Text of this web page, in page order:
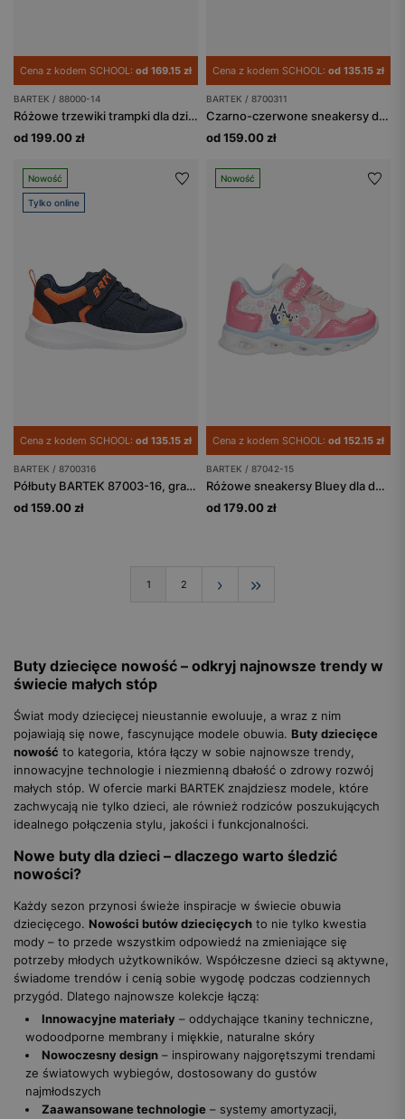
Cena z kodem SCHOOL: od 169.15 zł
BARTEK / 88000-14
Różowe trzewiki trampki dla dziewczynki BARTEK 88000-14
od 199.00 zł
Cena z kodem SCHOOL: od 135.15 zł
BARTEK / 8700311
Czarno-czerwone sneakersy dla chłopców BARTEK 87003-11
od 159.00 zł
Nowość
Tylko online
Cena z kodem SCHOOL: od 135.15 zł
BARTEK / 8700316
Półbuty BARTEK 87003-16, granatowo-pomarańczowy
od 159.00 zł
Nowość
Cena z kodem SCHOOL: od 152.15 zł
BARTEK / 87042-15
Różowe sneakersy Bluey dla dziewczynki BARTEK 87042-15
od 179.00 zł
1 2
Buty dziecięce nowość – odkryj najnowsze trendy w
świecie małych stóp
Świat mody dziecięcej nieustannie ewoluuje, a wraz z nim
pojawiają się nowe, fascynujące modele obuwia. Buty dziecięce
nowość to kategoria, która łączy w sobie najnowsze trendy,
innowacyjne technologie i niezmienną dbałość o zdrowy rozwój
małych stóp. W ofercie marki BARTEK znajdziesz modele, które
zachwycają nie tylko dzieci, ale również rodziców poszukujących
idealnego połączenia stylu, jakości i funkcjonalności.
Nowe buty dla dzieci – dlaczego warto śledzić
nowości?
Każdy sezon przynosi świeże inspiracje w świecie obuwia
dziecięcego. Nowości butów dziecięcych to nie tylko kwestia
mody – to przede wszystkim odpowiedź na zmieniające się
potrzeby młodych użytkowników. Współczesne dzieci są aktywne,
świadome trendów i cenią sobie wygodę podczas codziennych
przygód. Dlatego najnowsze kolekcje łączą:
Innowacyjne materiały – oddychające tkaniny techniczne,
wodoodporne membrany i miękkie, naturalne skóry
Nowoczesny design– inspirowany najgorętszymi trendami
ze światowych wybiegów, dostosowany do gustów
najmłodszych
Zaawansowane technologie– systemy amortyzacji,